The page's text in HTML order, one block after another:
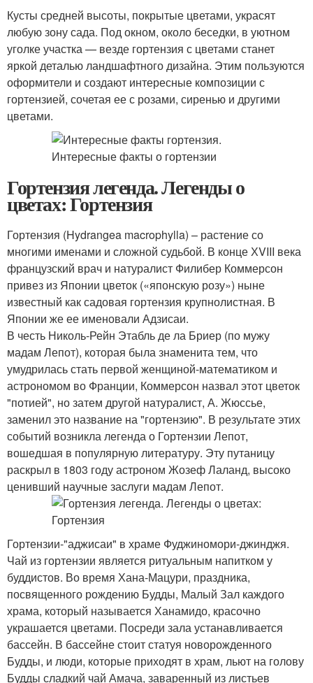
Кусты средней высоты, покрытые цветами, украсят
любую зону сада. Под окном, около беседки, в уютном
уголке участка — везде гортензия с цветами станет
яркой деталью ландшафтного дизайна. Этим пользуются
оформители и создают интересные композиции с
гортензией, сочетая ее с розами, сиренью и другими
цветами.
Гортензия легенда. Легенды о
цветах: Гортензия
Гортензия (Hydrangea macrophylla) – растение со
многими именами и сложной судьбой. В конце ХVIII века
французский врач и натуралист Филибер Коммерсон
привез из Японии цветок («японскую розу») ныне
известный как садовая гортензия крупнолистная. В
Японии же ее именовали Адзисаи.
В честь Николь-Рейн Этабль де ла Бриер (по мужу
мадам Лепот), которая была знаменита тем, что
умудрилась стать первой женщиной-математиком и
астрономом во Франции, Коммерсон назвал этот цветок
"потией", но затем другой натуралист, А. Жюссье,
заменил это название на "гортензию". В результате этих
событий возникла легенда о Гортензии Лепот,
вошедшая в популярную литературу. Эту путаницу
раскрыл в 1803 году астроном Жозеф Лаланд, высоко
ценивший научные заслуги мадам Лепот.
Гортензии-"аджисаи" в храме Фуджиномори-джинджя.
Чай из гортензии является ритуальным напитком у
буддистов. Во время Хана-Мацури, праздника,
посвященного рождению Будды, Малый Зал каждого
храма, который называется Ханамидо, красочно
украшается цветами. Посреди зала устанавливается
бассейн. В бассейне стоит статуя новорожденного
Будды, и люди, которые приходят в храм, льют на голову
Будды сладкий чай Амача, заваренный из листьев